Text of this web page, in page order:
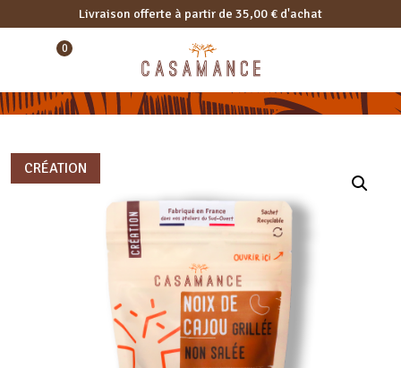
Livraison offerte à partir de 35,00 € d'achat
0
CRÉATION